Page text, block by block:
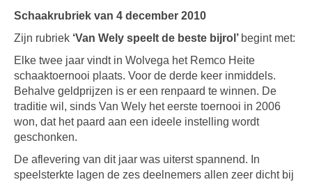
Schaakrubriek van 4 december 2010
Zijn rubriek ‘Van Wely speelt de beste bijrol’ begint met:
Elke twee jaar vindt in Wolvega het Remco Heite
schaaktoernooi plaats. Voor de derde keer inmiddels.
Behalve geldprijzen is er een renpaard te winnen. De
traditie wil, sinds Van Wely het eerste toernooi in 2006
won, dat het paard aan een ideele instelling wordt
geschonken.
De aflevering van dit jaar was uiterst spannend. In
speelsterkte lagen de zes deelnemers allen zeer dicht bij